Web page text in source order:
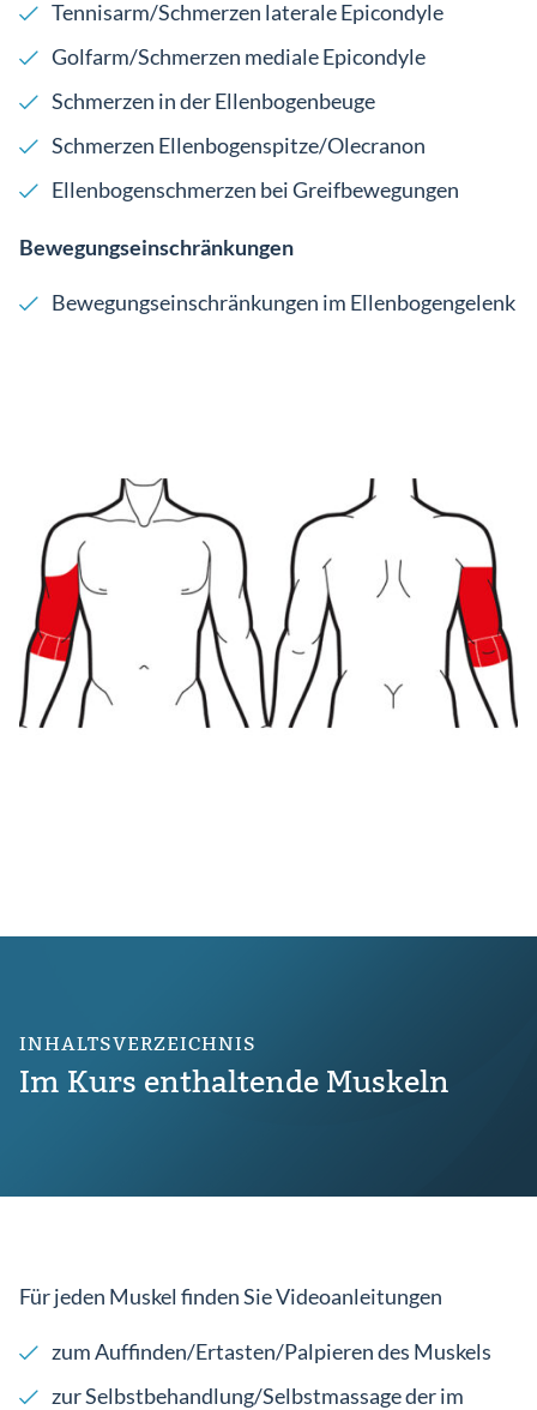
Tennisarm/Schmerzen laterale Epicondyle
Golfarm/Schmerzen mediale Epicondyle
Schmerzen in der Ellenbogenbeuge
Schmerzen Ellenbogenspitze/Olecranon
Ellenbogenschmerzen bei Greifbewegungen
Bewegungseinschränkungen
Bewegungseinschränkungen im Ellenbogengelenk
INHALTSVERZEICHNIS
Im Kurs enthaltende Muskeln
Für jeden Muskel finden Sie Videoanleitungen
zum Auffinden/Ertasten/Palpieren des Muskels
zur Selbstbehandlung/Selbstmassage der im